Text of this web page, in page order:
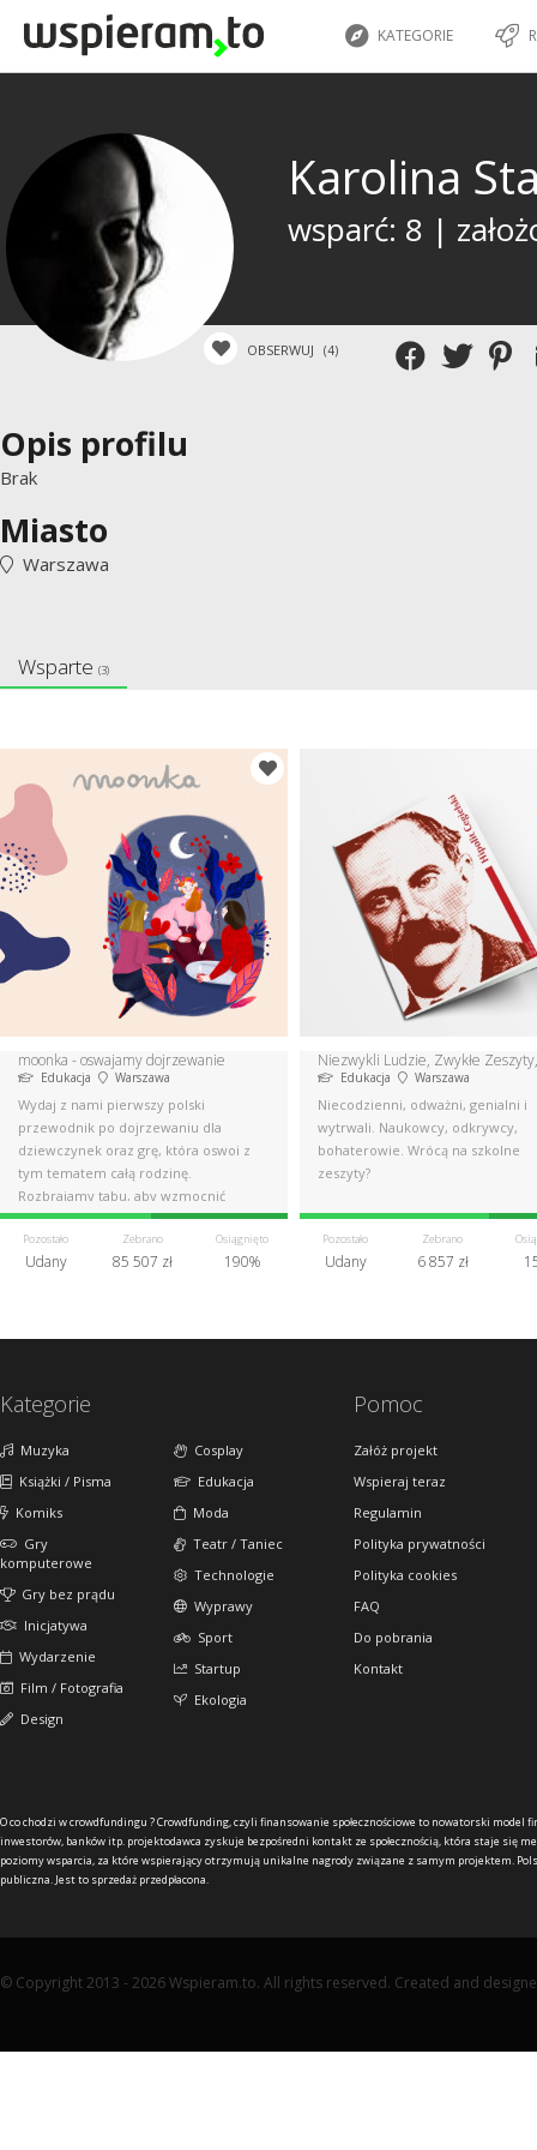
KATEGORIE
Karolina
wsparć: 8 |
OBSERWUJ (4)
Opis profilu
Brak
Miasto
Warszawa
Wsparte (3)
moonka - oswajamy dojrzewanie
Edukacja Warszawa
Wydaj z nami pierwszy polski
przewodnik po dojrzewaniu dla
dziewczynek oraz grę, która oswoi z
tym tematem całą rodzinę.
Rozbrajamy tabu, aby wzmocnić
dziewczynki!
Pozostało
Udany
Zebrano
85 507 zł
Osiągnięto
190%
Edukacja Warszawa
Niecodzienni, odważni, genialni i
wytrwali. Naukowcy, odkrywcy,
bohaterowie. Wrócą na szkolne
zeszyty?
Pozostało
Udany
Zebrano
6 857 zł
Kategorie
Muzyka
Książki / Pisma
Komiks
Gry
komputerowe
Gry bez prądu
Inicjatywa
Wydarzenie
Film / Fotografia
Design
Cosplay
Edukacja
Moda
Teatr / Taniec
Technologie
Wyprawy
Sport
Startup
Ekologia
Pomoc
Załóż projekt
Wspieraj teraz
Regulamin
Polityka prywatności
Polityka cookies
FAQ
Do pobrania
Kontakt
O co chodzi w crowdfundingu ?Crowdfunding, czyli finansowanie społecznościowe to nowatorski model
inwestorów, banków itp. projektodawca zyskuje bezpośredni kontakt ze społecznością, która staje się
poziomy wsparcia, za które wspierający otrzymują unikalne nagrody związane z samym projektem.
publiczna. Jest to sprzedaż przedpłacona.
© Copyright 2013 - 2026 Wspieram.to. All rights reserved. Created and